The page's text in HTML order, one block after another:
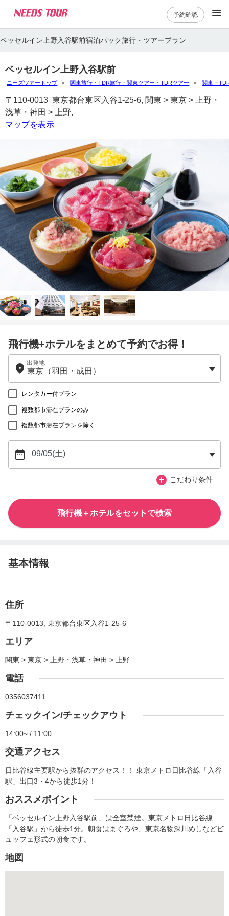
予約確認
ベッセルイン上野入谷駅前宿泊パック旅行・ツアープラン
ベッセルイン上野入谷駅前
ニーズツアートップ 関東旅行・TDR旅行・関東ツアー・TDRツアー 関東・
〒110-0013 東京都台東区入谷1-25-6, 関東 > 東京 > 上野・
浅草・神田 > 上野,
マップを表示
飛行機+ホテルをまとめて予約でお得！
出発地
レンタカー付プラン
複数都市滞在プランのみ
複数都市滞在プランを除く
こだわり条件
飛行機＋ホテルをセットで検索
基本情報
住所
〒110-0013, 東京都台東区入谷1-25-6
エリア
関東 > 東京 > 上野・浅草・神田 > 上野
電話
0356037411
チェックイン/チェックアウト
14:00~ / 11:00
交通アクセス
日比谷線主要駅から抜群のアクセス！！ 東京メトロ日比谷線「入谷
駅」出口3・4から徒歩1分！
おススメポイント
「ベッセルイン上野入谷駅前」は全室禁煙。東京メトロ日比谷線
「入谷駅」から徒歩1分。朝食はまぐろや、東京名物深川めしなどビ
ュッフェ形式の朝食です。
地図